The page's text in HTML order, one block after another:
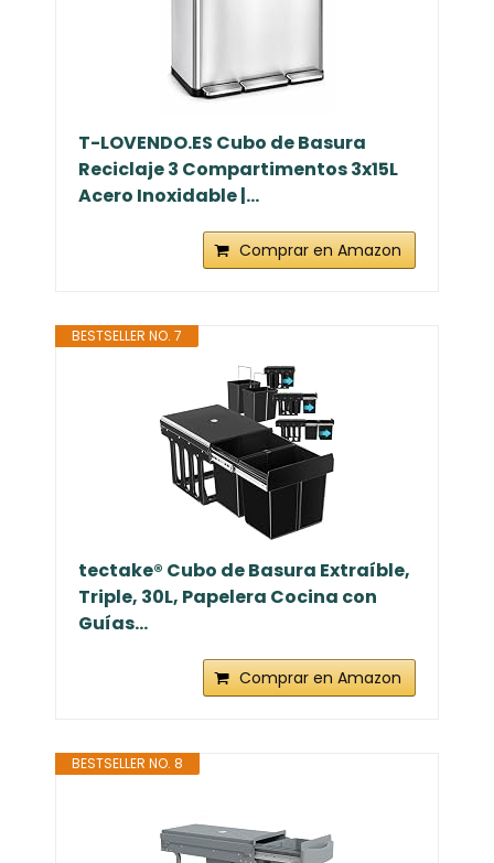
T-LOVENDO.ES Cubo de Basura
Reciclaje 3 Compartimentos 3x15L
Acero Inoxidable |...
Comprar en Amazon
BESTSELLER NO. 7
tectake® Cubo de Basura Extraíble,
Triple, 30L, Papelera Cocina con
Guías...
Comprar en Amazon
BESTSELLER NO. 8